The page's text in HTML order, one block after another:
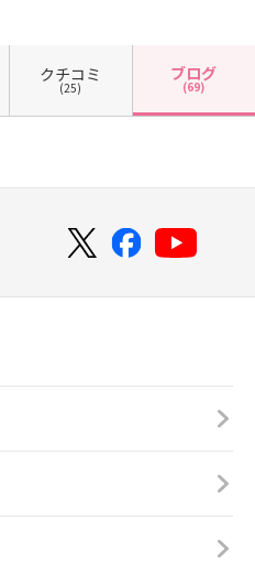
クチコミ
(25)
ブログ
(69)